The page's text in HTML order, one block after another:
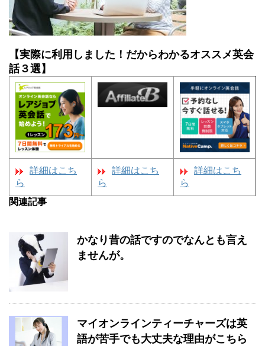
【実際に利用しました！だからわかるオススメ英会
話３選】
詳細はこち
ら
詳細はこち
ら
詳細はこち
ら
関連記事
かなり昔の話ですのでなんとも言え
ませんが。
マイオンラインティーチャーズは英
語が苦手でも大丈夫な理由がこちら